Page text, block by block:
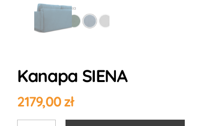
Kanapa SIENA
2179,00zł